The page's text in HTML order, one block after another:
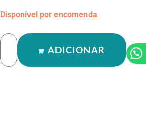
Disponível por encomenda
ADICIONAR